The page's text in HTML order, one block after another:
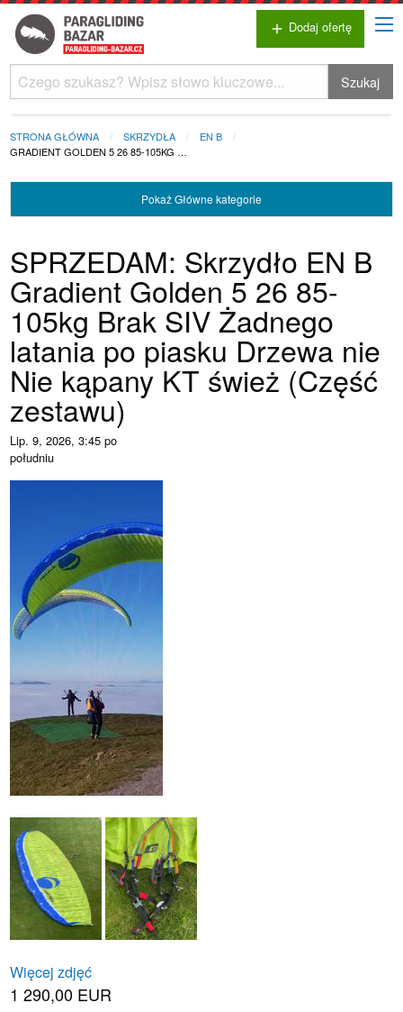
add Dodaj ofertę
Szukaj
STRONA GŁÓWNA SKRZYDŁA
EN B
GRADIENT GOLDEN 5 26 85-105KG …
PokażGłówne kategorie
SPRZEDAM: Skrzydło EN B
Gradient Golden 5 26 85-
105kg Brak SIV Żadnego
latania po piasku Drzewa nie
Nie kąpany KT śwież (Część
zestawu)
Lip. 9, 2026, 3:45 po
południu
Więcej zdjęć
1 290,00 EUR